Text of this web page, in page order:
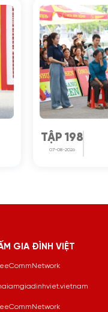
TẬP 198
07-08-2026
GIA ĐÌNH VIỆT